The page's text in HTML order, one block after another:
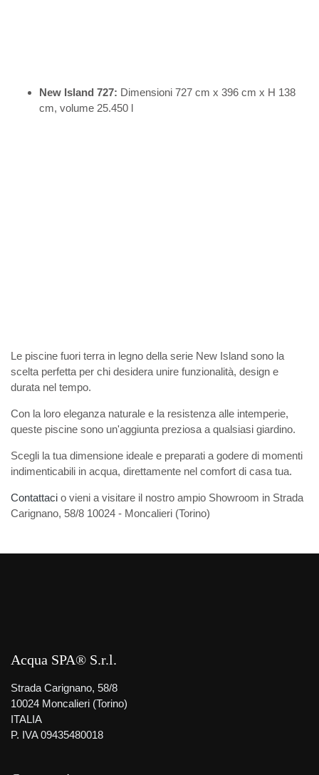
New Island 727: Dimensioni 727 cm x 396 cm x H 138
cm, volume 25.450 l
Le piscine fuori terra in legno della serie New Island sono la
scelta perfetta per chi desidera unire funzionalità, design e
durata nel tempo.
Con la loro eleganza naturale e la resistenza alle intemperie,
queste piscine sono un'aggiunta preziosa a qualsiasi giardino.
Scegli la tua dimensione ideale e preparati a godere di momenti
indimenticabili in acqua, direttamente nel comfort di casa tua.
Contattaci o vieni a visitare il nostro ampio Showroom in Strada
Carignano, 58/8 10024 - Moncalieri (Torino)
Acqua SPA® S.r.l.
Strada Carignano, 58/8
10024 Moncalieri (Torino)
ITALIA
P. IVA 09435480018